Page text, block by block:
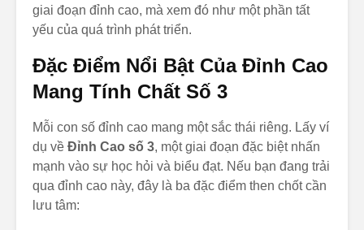
giai đoạn đỉnh cao, mà xem đó như một phần tất
yếu của quá trình phát triển.
Đặc Điểm Nổi Bật Của Đỉnh Cao
Mang Tính Chất Số 3
Mỗi con số đỉnh cao mang một sắc thái riêng. Lấy ví
dụ về Đỉnh Cao số 3, một giai đoạn đặc biệt nhấn
mạnh vào sự học hỏi và biểu đạt. Nếu bạn đang trải
qua đỉnh cao này, đây là ba đặc điểm then chốt cần
lưu tâm: